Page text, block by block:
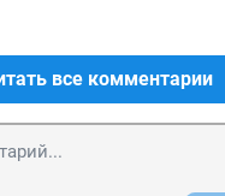
все комментарии